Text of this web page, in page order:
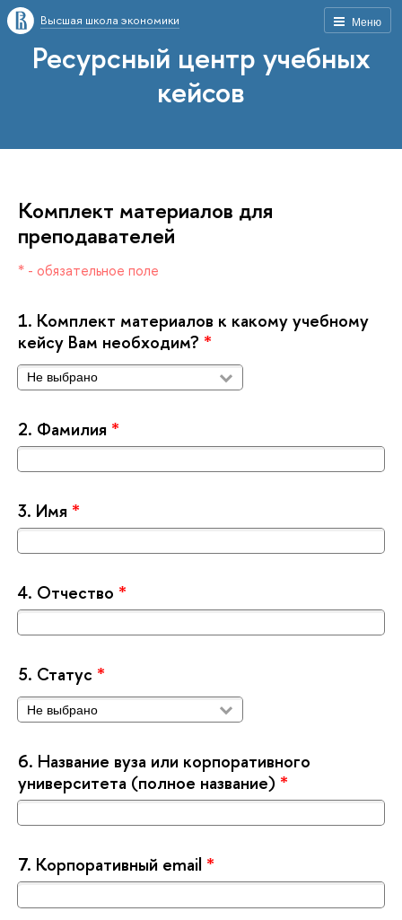
Меню
ысшая школа экономики
Ресурсный центр учебных
кейсо
Комплект материалов для
преподавателей
* - обязательное поле
1. Комплект материалов к какому учебному
кейсу Вам необходим? *
2. Фамилия *
3. Имя *
4. Отчество *
5. Статус *
6. Название вуза или корпоративного
университета (полное название) *
7. Корпоративный email *